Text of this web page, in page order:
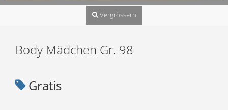
Vergrössern
Body Mädchen Gr. 98
Gratis